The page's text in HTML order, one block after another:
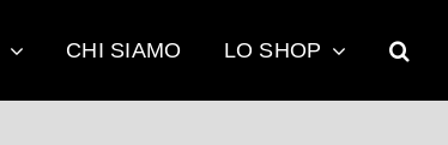
CHI SIAMO LO SHOP